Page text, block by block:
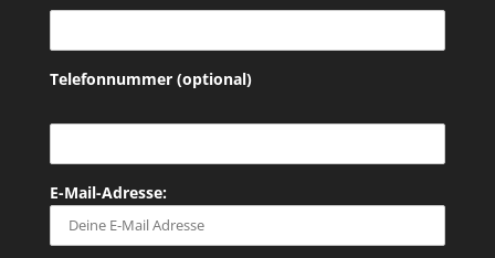
Telefonnummer (optional)
E-Mail-Adresse: